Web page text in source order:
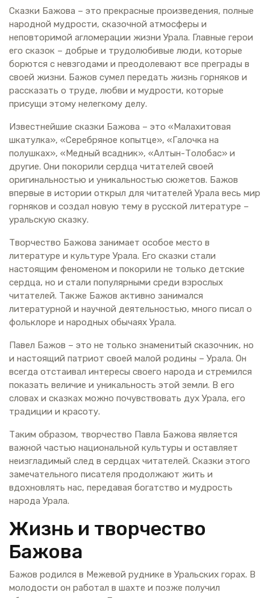
Сказки Бажова – это прекрасные произведения, полные
народной мудрости, сказочной атмосферы и
неповторимой агломерации жизни Урала. Главные герои
его сказок – добрые и трудолюбивые люди, которые
борются с невзгодами и преодолевают все преграды в
своей жизни. Бажов сумел передать жизнь горняков и
рассказать о труде, любви и мудрости, которые
присущи этому нелегкому делу.
Известнейшие сказки Бажова – это «Малахитовая
шкатулка», «Серебряное копытце», «Галочка на
полушках», «Медный всадник», «Алтын-Толобас» и
другие. Они покорили сердца читателей своей
оригинальностью и уникальностью сюжетов. Бажов
впервые в истории открыл для читателей Урала весь мир
горняков и создал новую тему в русской литературе –
уральскую сказку.
Творчество Бажова занимает особое место в
литературе и культуре Урала. Его сказки стали
настоящим феноменом и покорили не только детские
сердца, но и стали популярными среди взрослых
читателей. Также Бажов активно занимался
литературной и научной деятельностью, много писал о
фольклоре и народных обычаях Урала.
Павел Бажов – это не только знаменитый сказочник, но
и настоящий патриот своей малой родины – Урала. Он
всегда отстаивал интересы своего народа и стремился
показать величие и уникальность этой земли. В его
словах и сказках можно почувствовать дух Урала, его
традиции и красоту.
Таким образом, творчество Павла Бажова является
важной частью национальной культуры и оставляет
неизгладимый след в сердцах читателей. Сказки этого
замечательного писателя продолжают жить и
вдохновлять нас, передавая богатство и мудрость
народа Урала.
Жизнь и творчество
Бажова
Бажов родился в Межевой руднике в Уральских горах. В
молодости он работал в шахте и позже получил